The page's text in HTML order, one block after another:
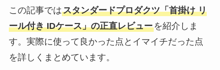
この記事ではスタンダードプロダクツ「首掛け リ
ール付き IDケース」の正直レビューを紹介しま
す。実際に使って良かった点とイマイチだった点
を詳しくまとめています。